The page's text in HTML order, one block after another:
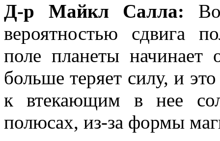
Д-р Майкл Салла:
вероятностью сдвига
поле планеты начинает
больше теряет силу, и
к втекающим в нее
полюсах, из-за формы